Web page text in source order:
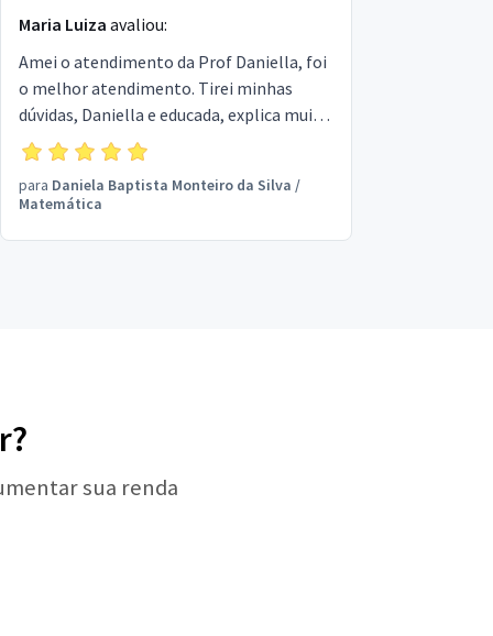
Maria Luiza avaliou:
Amei o atendimento da Prof Daniella, foi
o melhor atendimento. Tirei minhas
dúvidas, Daniella e educada, explica muito
bem e é a melhor professora particular!
Obrigada Daniella
para Daniela Baptista Monteiro da Silva /
Matemática
sua renda